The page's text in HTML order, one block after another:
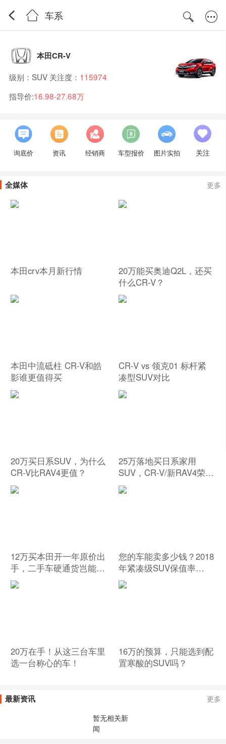
车系
本田CR-V
级别：SUV 关注度： 115974
指导价:16.98-27.68万
询底价 资讯 经销商 车型报价 图片实拍 关注
全媒体 更多
本田crv本月新行情
20万能买奥迪Q2L，还买
什么CR-V？
本田中流砥柱 CR-V和皓
影谁更值得买
CR-V vs 领克01 标杆紧
凑型SUV对比
20万买日系SUV，为什么
CR-V比RAV4更值？
25万落地买日系家用
SUV，CR-V/新RAV4荣
放/奇骏，怎么选？
12万买本田开一年原价出
手，二手车硬通货岂能浪
得虚名
您的车能卖多少钱？2018
年紧凑级SUV保值率
TOP10
20万在手！从这三台车里
选一台称心的车！
16万的预算，只能选到配
置寒酸的SUV吗？
最新资讯
更多
暂无相关新
闻